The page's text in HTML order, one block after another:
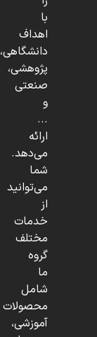
با
اهداف
دانشگاهی،
پژوهشی،
صنعتی
و
...
ارائه
می‌دهد.
شما
می‌توانید
از
خدمات
مختلف
گروه
ما
شامل
محصولات
آموزشی،